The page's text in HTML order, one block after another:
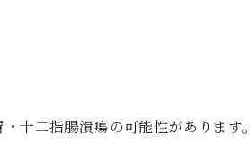
十二指腸潰瘍の可能性がありま